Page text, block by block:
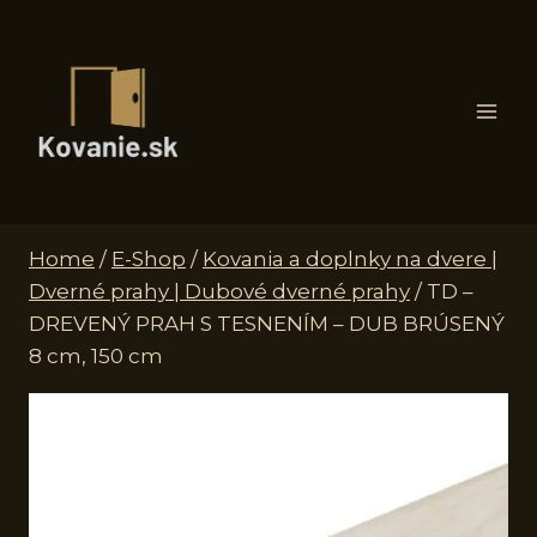
Home / E-Shop / Kovania a doplnky na dvere |
Dverné prahy | Dubové dverné prahy / TD –
DREVENÝ PRAH S TESNENÍM – DUB BRÚSENÝ
8 cm, 150 cm